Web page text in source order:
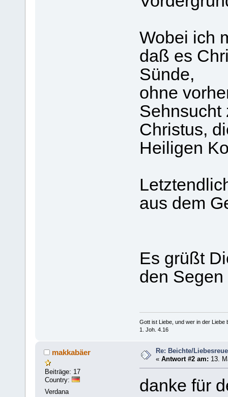
Wobei ich
daß es
Sünde,
ohne
Sehnsucht
Christus,
Heiligen
aus dem
Es grüßt
den
Gott ist Liebe, und wer in der Liebe
1. Joh. 4.16
makkabäer
Beiträge: 17
Country:
Verdana
Re: Beichte/
«Antwort #2 am: 13.
danke für